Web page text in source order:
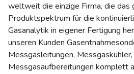
weltweit die einzige Firma, die das
Produktspektrum für die
Gasanalytik in eigener Fertigung
unseren Kunden
Messgasleitungen,
Messgasaufbereitungen komplett